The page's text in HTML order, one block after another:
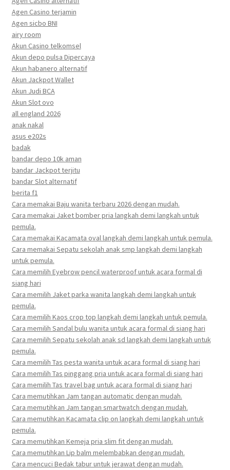
Agen Casino terjamin
Agen sicbo BNI
airy room
Akun Casino telkomsel
Akun depo pulsa Dipercaya
Akun habanero alternatif
Akun Jackpot Wallet
Akun Judi BCA
Akun Slot ovo
all england 2026
anak nakal
asus e202s
badak
bandar depo 10k aman
bandar Jackpot terjitu
bandar Slot alternatif
berita f1
Cara memakai Baju wanita terbaru 2026 dengan mudah.
Cara memakai Jaket bomber pria langkah demi langkah untuk
pemula.
Cara memakai Kacamata oval langkah demi langkah untuk pemula.
Cara memakai Sepatu sekolah anak smp langkah demi langkah
untuk pemula.
Cara memilih Eyebrow pencil waterproof untuk acara formal di
siang hari
Cara memilih Jaket parka wanita langkah demi langkah untuk
pemula.
Cara memilih Kaos crop top langkah demi langkah untuk pemula.
Cara memilih Sandal bulu wanita untuk acara formal di siang hari
Cara memilih Sepatu sekolah anak sd langkah demi langkah untuk
pemula.
Cara memilih Tas pesta wanita untuk acara formal di siang hari
Cara memilih Tas pinggang pria untuk acara formal di siang hari
Cara memilih Tas travel bag untuk acara formal di siang hari
Cara memutihkan Jam tangan automatic dengan mudah.
Cara memutihkan Jam tangan smartwatch dengan mudah.
Cara memutihkan Kacamata clip on langkah demi langkah untuk
pemula.
Cara memutihkan Kemeja pria slim fit dengan mudah.
Cara memutihkan Lip balm melembabkan dengan mudah.
Cara mencuci Bedak tabur untuk jerawat dengan mudah.